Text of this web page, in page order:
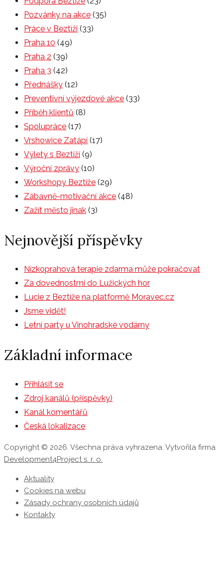
Pozvánky na akce (35)
Práce v Beztíži (33)
Praha 10 (49)
Praha 2 (39)
Praha 3 (42)
Přednášky (12)
Preventivní výjezdové akce (33)
Příběh klientů (8)
Spolupráce (17)
Vrshowice Zatápí (17)
Výlety s Beztíží (9)
Výroční zprávy (10)
Workshopy Beztíže (29)
Zábavně-motivační akce (48)
Zažít město jinak (3)
Nejnovější příspěvky
Nízkoprahová terapie zdarma může pokračovat
Za dovednostmi do Lužických hor
Lucie z Beztíže na platformě Moravec.cz
Jsme vidět!
Letní party u Vinohradské vodárny
Základní informace
Přihlásit se
Zdroj kanálů (příspěvky)
Kanál komentářů
Česká lokalizace
Copyright © 2026. Všechna práva vyhrazena. Vytvořila firma
Development4Project s. r. o.
Aktuality
Cookies na webu
Zásady ochrany osobních údajů
Kontakty